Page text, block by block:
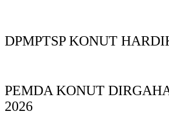
DPMPTSP KONUT
PEMDA KONUT
2026